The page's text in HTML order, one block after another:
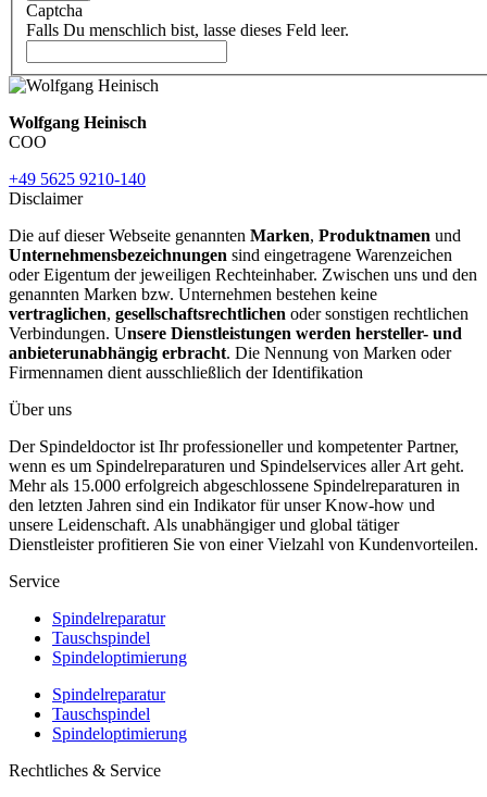
Captcha
Falls Du menschlich bist, lasse dieses Feld leer.
Wolfgang Heinisch
COO
+49 5625 9210-140
Disclaimer
Die auf dieser Webseite genannten Marken, Produktnamen und
Unternehmensbezeichnungen sind eingetragene Warenzeichen
oder Eigentum der jeweiligen Rechteinhaber. Zwischen uns und den
genannten Marken bzw. Unternehmen bestehen keine
vertraglichen, gesellschaftsrechtlichen oder sonstigen rechtlichen
Verbindungen. Unsere Dienstleistungen werden hersteller- und
anbieterunabhängig erbracht. Die Nennung von Marken oder
Firmennamen dient ausschließlich der Identifikation
Über uns
Der Spindeldoctor ist Ihr professioneller und kompetenter Partner,
wenn es um Spindelreparaturen und Spindelservices aller Art geht.
Mehr als 15.000 erfolgreich abgeschlossene Spindelreparaturen in
den letzten Jahren sind ein Indikator für unser Know-how und
unsere Leidenschaft. Als unabhängiger und global tätiger
Dienstleister profitieren Sie von einer Vielzahl von Kundenvorteilen.
Service
Spindelreparatur
Tauschspindel
Spindeloptimierung
Spindelreparatur
Tauschspindel
Spindeloptimierung
Rechtliches & Service